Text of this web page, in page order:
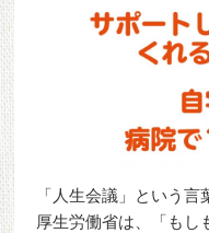
「人生会議」という
厚生労働省は、「もし